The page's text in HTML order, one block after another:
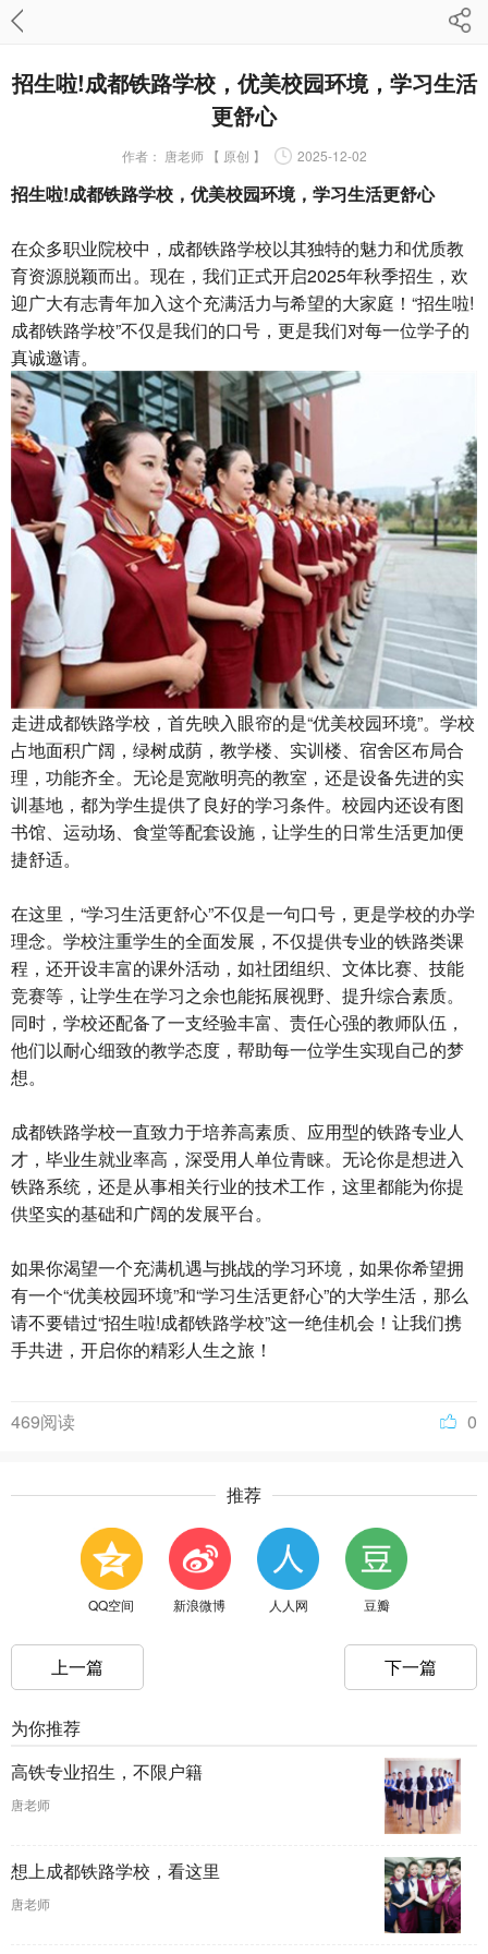
招生啦!成都铁路学校，优美校园环境，学习生活
更舒心
作者： 唐老师 【 原创 】 2025-12-02
招生啦!成都铁路学校，优美校园环境，学习生活更舒心
在众多职业院校中，成都铁路学校以其独特的魅力和优质教
育资源脱颖而出。现在，我们正式开启2025年秋季招生，欢
迎广大有志青年加入这个充满活力与希望的大家庭！“招生啦!
成都铁路学校”不仅是我们的口号，更是我们对每一位学子的
真诚邀请。
走进成都铁路学校，首先映入眼帘的是“优美校园环境”。学校
占地面积广阔，绿树成荫，教学楼、实训楼、宿舍区布局合
理，功能齐全。无论是宽敞明亮的教室，还是设备先进的实
训基地，都为学生提供了良好的学习条件。校园内还设有图
书馆、运动场、食堂等配套设施，让学生的日常生活更加便
捷舒适。
在这里，“学习生活更舒心”不仅是一句口号，更是学校的办学
理念。学校注重学生的全面发展，不仅提供专业的铁路类课
程，还开设丰富的课外活动，如社团组织、文体比赛、技能
竞赛等，让学生在学习之余也能拓展视野、提升综合素质。
同时，学校还配备了一支经验丰富、责任心强的教师队伍，
他们以耐心细致的教学态度，帮助每一位学生实现自己的梦
想。
成都铁路学校一直致力于培养高素质、应用型的铁路专业人
才，毕业生就业率高，深受用人单位青睐。无论你是想进入
铁路系统，还是从事相关行业的技术工作，这里都能为你提
供坚实的基础和广阔的发展平台。
如果你渴望一个充满机遇与挑战的学习环境，如果你希望拥
有一个“优美校园环境”和“学习生活更舒心”的大学生活，那么
请不要错过“招生啦!成都铁路学校”这一绝佳机会！让我们携
手共进，开启你的精彩人生之旅！
0
469阅读
推荐
QQ空间 新浪微博 人人网 豆瓣
上一篇 下一篇
为你推荐
高铁专业招生，不限户籍
唐老师
想上成都铁路学校，看这里
唐老师